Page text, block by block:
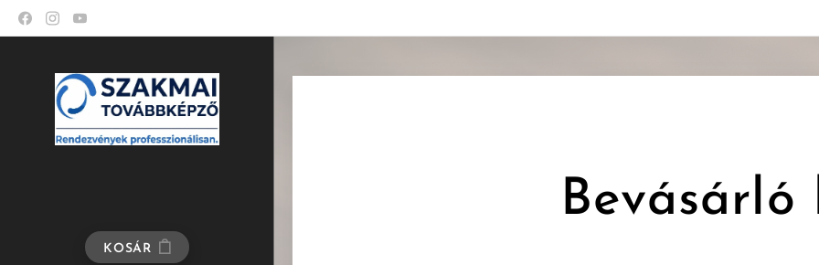
KOSÁR
Bevásárló